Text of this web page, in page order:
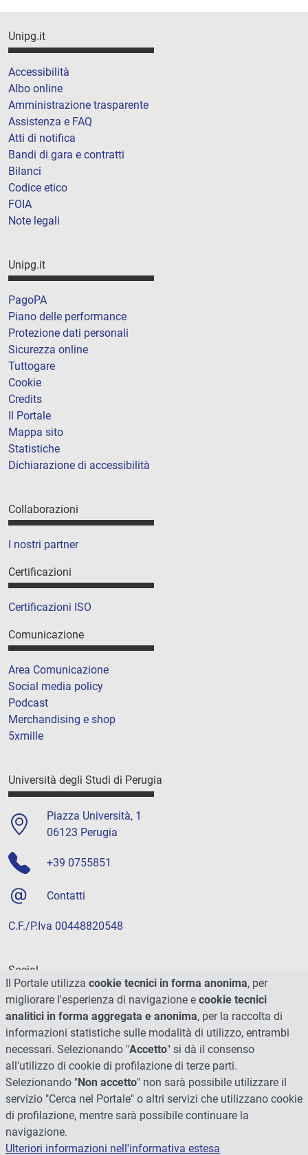
Unipg.it
Accessibilità
Albo online
Amministrazione trasparente
Assistenza e FAQ
Atti di notifica
Bandi di gara e contratti
Bilanci
Codice etico
FOIA
Note legali
Unipg.it
PagoPA
Piano delle performance
Protezione dati personali
Sicurezza online
Tuttogare
Cookie
Credits
Il Portale
Mappa sito
Statistiche
Dichiarazione di accessibilità
Collaborazioni
I nostri partner
Certificazioni
Certificazioni ISO
Comunicazione
Area Comunicazione
Social media policy
Podcast
Merchandising e shop
5xmille
Università degli Studi di Perugia
Piazza Università, 1
06123 Perugia
+39 0755851
Contatti
C.F./P.Iva 00448820548
Social
Il Portale utilizza cookie tecnici in forma anonima, per
migliorare l'esperienza di navigazione e cookie tecnici
analitici in forma aggregata e anonima, per la raccolta di
informazioni statistiche sulle modalità di utilizzo, entrambi
necessari. Selezionando "Accetto" si dà il consenso
all'utilizzo di cookie di profilazione di terze parti.
Selezionando "Non accetto" non sarà possibile utilizzare il
servizio "Cerca nel Portale" o altri servizi che utilizzano cookie
di profilazione, mentre sarà possibile continuare la
navigazione.
Ulteriori informazioni nell'informativa estesa